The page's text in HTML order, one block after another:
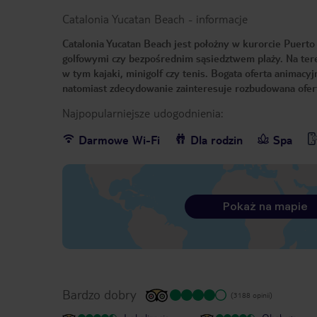
Catalonia Yucatan Beach - informacje
Catalonia Yucatan Beach jest położny w kurorcie
golfowymi czy bezpośrednim sąsiedztwem plaży. Na
w tym kajaki, minigolf czy tenis. Bogata oferta
natomiast zdecydowanie zainteresuje rozbudowana
Najpopularniejsze udogodnienia:
Darmowe Wi-Fi
Dla rodzin Spa
Pokaż na mapie
Bardzo dobry (3188 opinii)